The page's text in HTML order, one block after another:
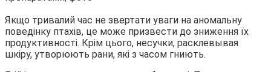
Якщо тривалий час не звертати уваги на аномальну
поведінку птахів, це може призвести до зниження їх
продуктивності. Крім цього, несучки, расклевывая
шкіру, утворюють рани, які з часом гниють.